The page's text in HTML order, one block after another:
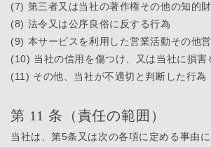
(7) 第三者又は当社の著作権その他の知的
(8) 法令又は公序良俗に反する行為
(9) 本サービスを利用した営業活動その他
(10) 当社の信用を傷つけ、又は当社に損害
(11) その他、当社が不適切と判断した行為
第 11 条（責任の範囲）
当社は、第5条又は次の各項に定める事由